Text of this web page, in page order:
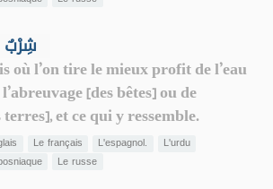
Absorption - شِرْبٌ
où l’on tire le mieux profit de l’eau
[des bêtes] ou de
et ce qui y ressemble.
Le français L'espagnol.
L'urdu
Le russe